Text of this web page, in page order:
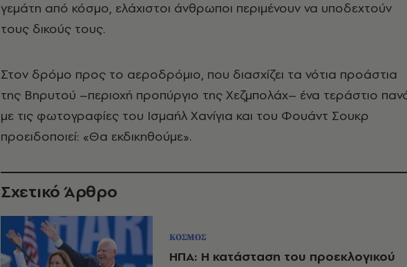
γεμάτη από κόσμο, ελάχιστοι άνθρωποι περιμένουν να υποδεχτούν
τους δικούς τους.
Στον δρόμο προς το αεροδρόμιο, που διασχίζει τα νότια προάστια
της Βηρυτού –περιοχή προπύργιο της Χεζμπολάχ– ένα τεράστιο
με τις φωτογραφίες του Ισμαήλ Χανίγια και του Φουάντ Σουκρ
προειδοποιεί: «Θα εκδικηθούμε».
Σχετικό Άρθρο
ΚΟΣΜΟΣ
ΗΠΑ: Η κατάσταση του προεκλογικού